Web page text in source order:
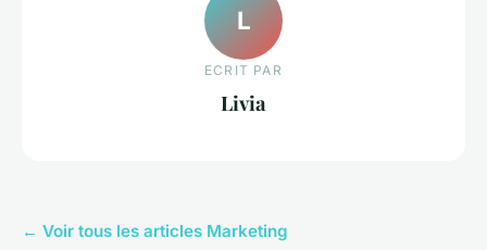
L
ECRIT PAR
Livia
← Voir tous les articles Marketing